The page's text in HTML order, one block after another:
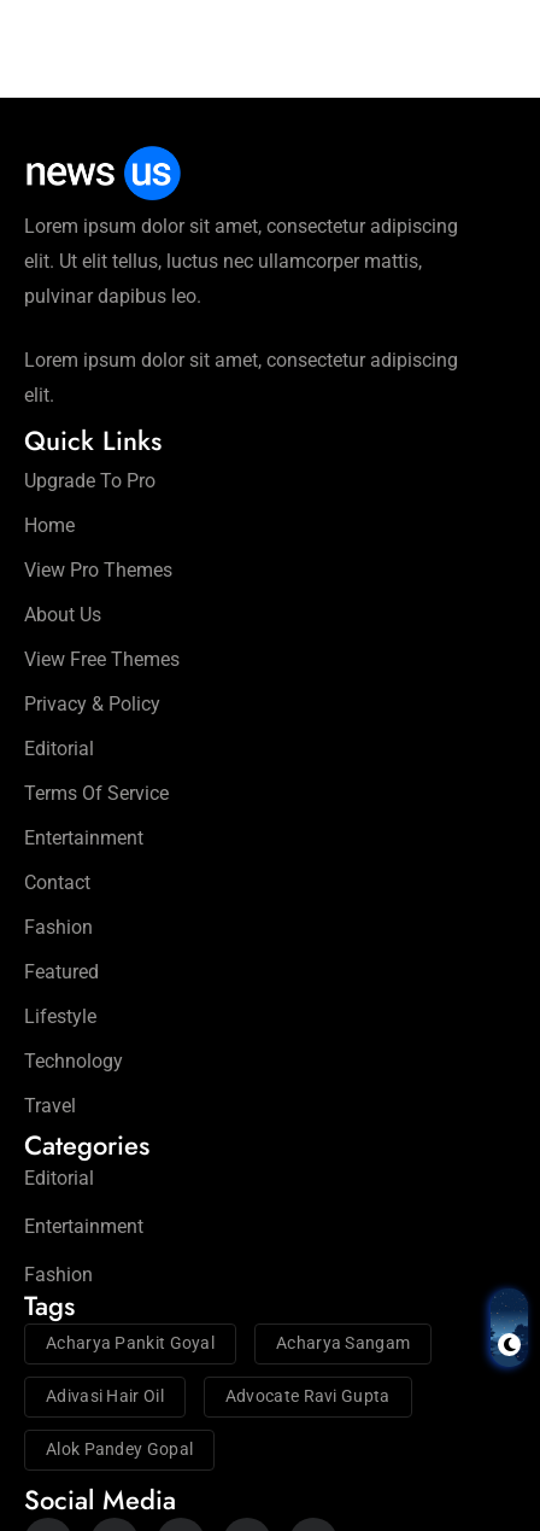
Lorem ipsum dolor sit amet, consectetur adipiscing
elit. Ut elit tellus, luctus nec ullamcorper mattis,
pulvinar dapibus leo.
Lorem ipsum dolor sit amet, consectetur adipiscing
elit.
Quick Links
Upgrade To Pro
Home
View Pro Themes
About Us
View Free Themes
Privacy & Policy
Editorial
Terms Of Service
Entertainment
Contact
Fashion
Featured
Lifestyle
Technology
Travel
Categories
Editorial
Entertainment
Fashion
Tags
Acharya Pankit Goyal Acharya Sangam
Adivasi Hair Oil Advocate Ravi Gupta
Alok Pandey Gopal
Social Media